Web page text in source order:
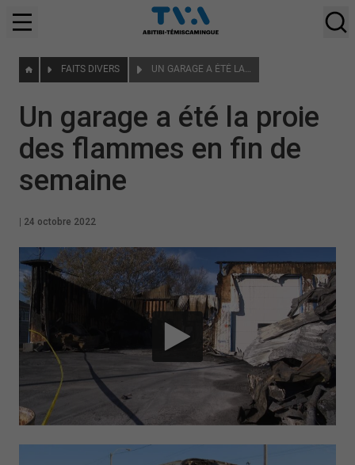
FAITS DIVERS UN GARAGE A ÉTÉ LA PROIE DES FLAMMES EN FIN DE SEMAINE
Un garage a été la proie
des flammes en fin de
semaine
24 octobre 2022